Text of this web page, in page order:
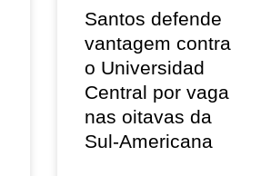
Santos defende
vantagem contra
o Universidad
Central por vaga
nas oitavas da
Sul-Americana